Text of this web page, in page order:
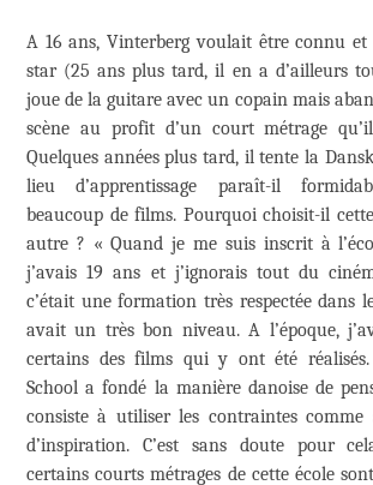
A 16 ans, Vinterberg voulait être connu
star (25 ans plus tard, il en a d’ailleurs
joue de la guitare avec un copain mais
scène au profit d’un court métrage
Quelques années plus tard, il tente la
lieu d’apprentissage paraît-il
beaucoup de films. Pourquoi choisit-il
autre ? « Quand je me suis inscrit à
j’avais 19 ans et j’ignorais tout du
c’était une formation très respectée dans
avait un très bon niveau. A l’époque,
certains des films qui y ont été
School a fondé la manière danoise de
consiste à utiliser les contraintes comme
d’inspiration. C’est sans doute pour
certains courts métrages de cette école